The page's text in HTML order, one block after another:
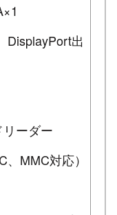
DisplayPort出
ーダー
、MMC対応）